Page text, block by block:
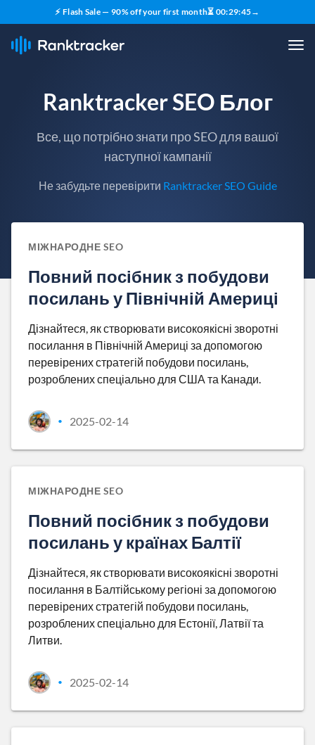
⚡ Flash Sale — 90% off your first month⏳ 00:29:44→
Ranktracker SEO Блог
Все, що потрібно знати про SEO для вашої
наступної кампанії
Не забудьте перевірити Ranktracker SEO Guide
МІЖНАРОДНЕ SEO
Повний посібник з побудови
посилань у Північній Америці
Дізнайтеся, як створювати високоякісні зворотні
посилання в Північній Америці за допомогою
перевірених стратегій побудови посилань,
розроблених спеціально для США та Канади.
• 2025-02-14
МІЖНАРОДНЕ SEO
Повний посібник з побудови
посилань у країнах Балтії
Дізнайтеся, як створювати високоякісні зворотні
посилання в Балтійському регіоні за допомогою
перевірених стратегій побудови посилань,
розроблених спеціально для Естонії, Латвії та
Литви.
• 2025-02-14